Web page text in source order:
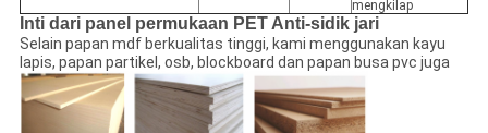
mengkilap
Inti dari panel permukaan PET Anti-sidik jari
Selain papan mdf berkualitas tinggi, kami menggunakan kayu
lapis, papan partikel, osb, blockboard dan papan busa pvc juga